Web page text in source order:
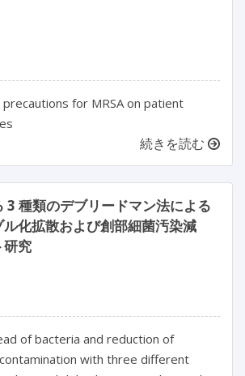
for MRSA on patient
続きを読む
3 種類のデブリードマン法による
化拡散および創部細菌汚染減
研究
of bacteria and reduction of
with three different